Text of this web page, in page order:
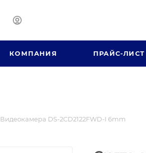
КОМПАНИЯ ПРАЙС-ЛИСТ
Видеокамера DS-2CD2122FWD-I 6mm